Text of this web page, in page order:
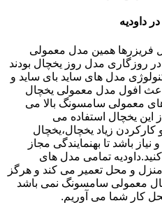
داودیه
فریزرها همین مدل معمولی
روزگاری مدل روز یخچال بودند
مدل های ساید بای ساید و
باعث افول مدل معمولی یخچال
معمولی سامسونگ بالا می
این یخچال استفاده می
زیاد یخچال،یخچال
باشد تا بهنمایندگی مجاز
تمامی مدل های
و محل تعمیر می کند و هرگز
معمولی سامسونگ نمی باشد
کار شما می آوریم.